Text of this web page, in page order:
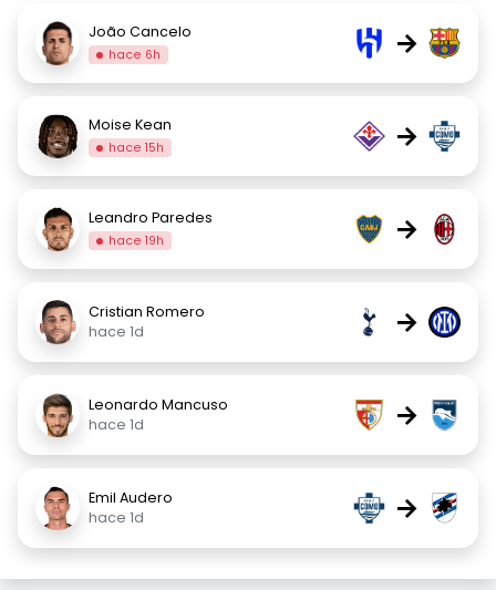
João Cancelo
hace 6h →
Moise Kean
hace 15h →
Leandro Paredes
hace 19h →
Cristian Romero
hace 1d
→
Leonardo Mancuso
hace 1d
→
Emil Audero
hace 1d
→